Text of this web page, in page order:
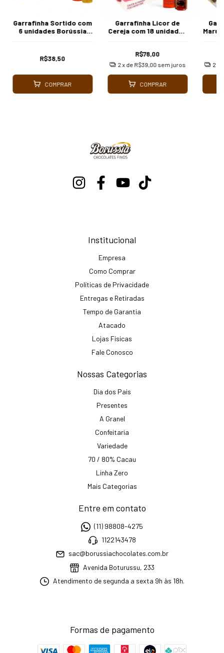
Garrafinha Sortido com
6 unidades Borússia
R$38,50
COMPRAR
Garrafinha Licor de
Cereja com 18 unidades
R$78,00
2x de R$39,00 sem juros
COMPRAR
2
Institucional
Empresa
Como Comprar
Políticas de Privacidade
Entregas e Retiradas
Tempo de Garantia
Atacado
Lojas Físicas
Fale Conosco
Nossas Categorias
Dia dos Pais
Presentes
A Granel
Confeitaria
Variedade
70 / 80% Cacau
Linha Zero
Mais Categorias
Entre em contato
(11) 98808-4275
1122143478
sac@borussiachocolates.com.br
Avenida Boturussu, 233
Atendimento de segunda a sexta 9h às 18h.
Formas de pagamento